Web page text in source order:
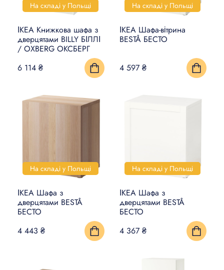
На складі у Польщі
ІКЕА Книжкова шафа з
дверцятами BILLY БІЛЛІ
/ OXBERG ОКСБЕРГ
6 114 ₴
На складі у Польщі
ІКЕА Шафа-вітрина
BESTÅ БЕСТО
4 597 ₴
На складі у Польщі
ІКЕА Шафа з
дверцятами BESTÅ
БЕСТО
4 443 ₴
На складі у Польщі
ІКЕА Шафа з
дверцятами BESTÅ
БЕСТО
4 367 ₴